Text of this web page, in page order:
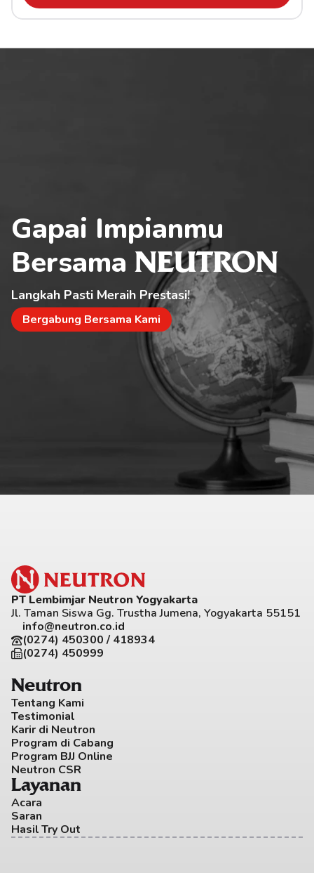
Gapai Impianmu
Bersama NEUTRON
Langkah Pasti Meraih Prestasi!
Bergabung Bersama Kami
PT Lembimjar Neutron Yogyakarta
Jl. Taman Siswa Gg. Trustha Jumena, Yogyakarta 55151
info@neutron.co.id
(0274) 450300 / 418934
(0274) 450999
Neutron
Tentang Kami
Testimonial
Karir di Neutron
Program di Cabang
Program BJJ Online
Neutron CSR
Layanan
Acara
Saran
Hasil Try Out